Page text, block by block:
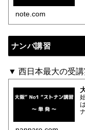
note.com
ナンパ講習
▼ 西日本最大の受講